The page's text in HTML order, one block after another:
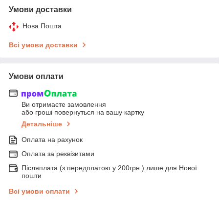
Умови доставки
Нова Пошта
Всі умови доставки
Умови оплати
Ви отримаєте замовлення
або гроші повернуться на вашу картку
Детальніше
Оплата на рахунок
Оплата за реквізитами
Післяплата (з передплатою у 200грн ) лише для Нової
пошти
Всі умови оплати